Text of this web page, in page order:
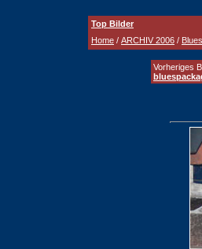
Top Bilder
Home / ARCHIV 2006 /
Vorheriges